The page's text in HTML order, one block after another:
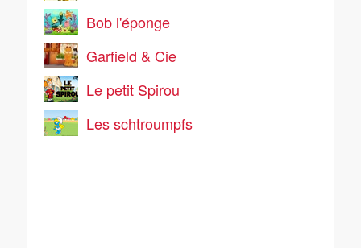
Bob l'éponge
Garfield & Cie
Le petit Spirou
Les schtroumpfs